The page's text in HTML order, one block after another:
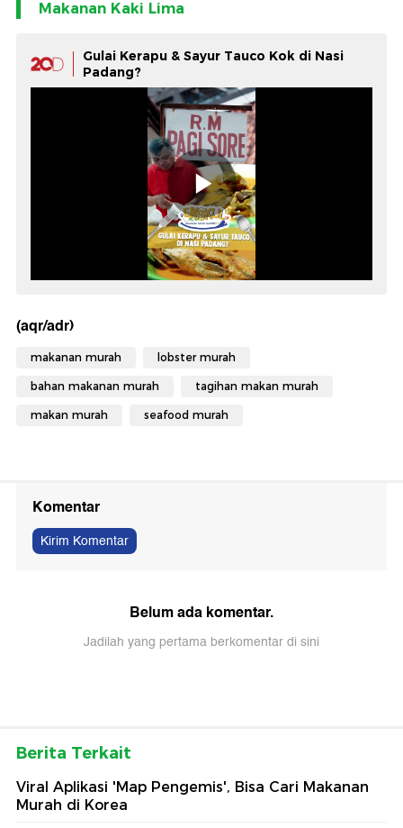
Makanan Kaki Lima
Gulai Kerapu & Sayur Tauco Kok di Nasi
Padang?
(aqr/adr)
makanan murah lobster murah
bahan makanan murah tagihan makan murah
makan murah seafood murah
Komentar
Kirim Komentar
Belum ada komentar.
Jadilah yang pertama berkomentar di sini
Berita Terkait
Viral Aplikasi 'Map Pengemis', Bisa Cari Makanan
Murah di Korea